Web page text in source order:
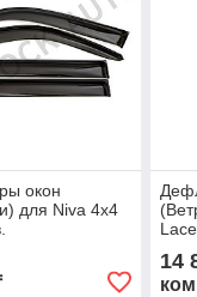
окон
для Niva 4x4
14